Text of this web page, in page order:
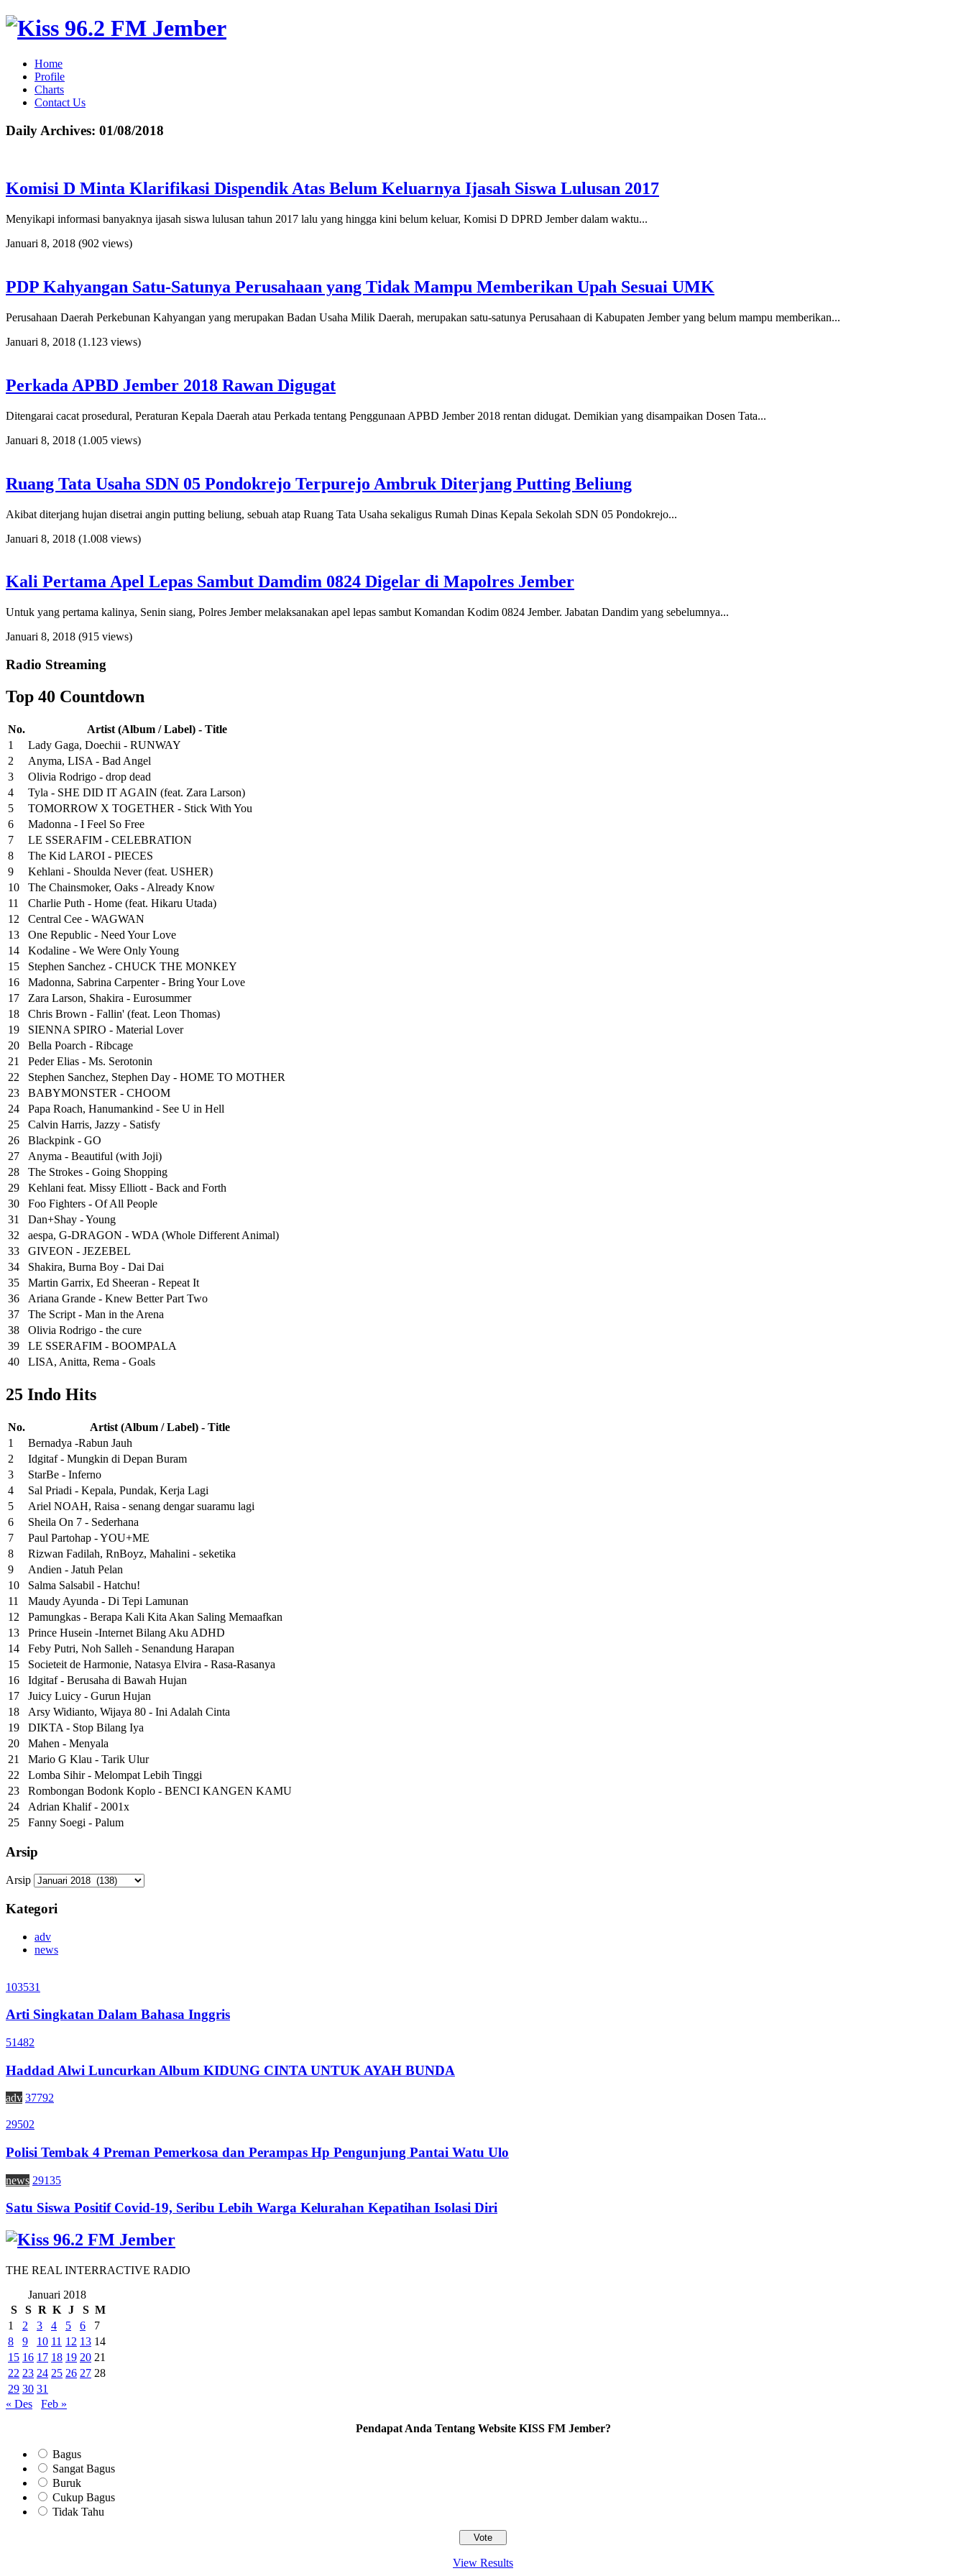
Home
Profile
Charts
Contact Us
Daily Archives: 01/08/2018
Komisi D Minta Klarifikasi Dispendik Atas Belum Keluarnya Ijasah Siswa Lulusan 2017
Menyikapi informasi banyaknya ijasah siswa lulusan tahun 2017 lalu yang hingga kini belum keluar, Komisi D DPRD Jember dalam waktu...
Januari 8, 2018 (902 views)
PDP Kahyangan Satu-Satunya Perusahaan yang Tidak Mampu Memberikan Upah Sesuai UMK
Perusahaan Daerah Perkebunan Kahyangan yang merupakan Badan Usaha Milik Daerah, merupakan satu-satunya Perusahaan di Kabupaten Jember yang belum mampu memberikan...
Januari 8, 2018 (1.123 views)
Perkada APBD Jember 2018 Rawan Digugat
Ditengarai cacat prosedural, Peraturan Kepala Daerah atau Perkada tentang Penggunaan APBD Jember 2018 rentan didugat. Demikian yang disampaikan Dosen Tata...
Januari 8, 2018 (1.005 views)
Ruang Tata Usaha SDN 05 Pondokrejo Terpurejo Ambruk Diterjang Putting Beliung
Akibat diterjang hujan disetrai angin putting beliung, sebuah atap Ruang Tata Usaha sekaligus Rumah Dinas Kepala Sekolah SDN 05 Pondokrejo...
Januari 8, 2018 (1.008 views)
Kali Pertama Apel Lepas Sambut Damdim 0824 Digelar di Mapolres Jember
Untuk yang pertama kalinya, Senin siang, Polres Jember melaksanakan apel lepas sambut Komandan Kodim 0824 Jember. Jabatan Dandim yang sebelumnya...
Januari 8, 2018 (915 views)
Radio Streaming
Top 40 Countdown
No.
Artist (Album / Label) - Title
1
Lady Gaga, Doechii - RUNWAY
2
Anyma, LISA - Bad Angel
3
Olivia Rodrigo - drop dead
4
Tyla - SHE DID IT AGAIN (feat. Zara Larson)
5
TOMORROW X TOGETHER - Stick With You
6
Madonna - I Feel So Free
7
LE SSERAFIM - CELEBRATION
8
The Kid LAROI - PIECES
9
Kehlani - Shoulda Never (feat. USHER)
10
The Chainsmoker, Oaks - Already Know
11
Charlie Puth - Home (feat. Hikaru Utada)
12
Central Cee - WAGWAN
13
One Republic - Need Your Love
14
Kodaline - We Were Only Young
15
Stephen Sanchez - CHUCK THE MONKEY
16
Madonna, Sabrina Carpenter - Bring Your Love
17
Zara Larson, Shakira - Eurosummer
18
Chris Brown - Fallin' (feat. Leon Thomas)
19
SIENNA SPIRO - Material Lover
20
Bella Poarch - Ribcage
21
Peder Elias - Ms. Serotonin
22
Stephen Sanchez, Stephen Day - HOME TO MOTHER
23
BABYMONSTER - CHOOM
24
Papa Roach, Hanumankind - See U in Hell
25
⁠Calvin Harris, Jazzy - Satisfy
26
Blackpink - GO
27
Anyma - Beautiful (with Joji)
28
The Strokes - Going Shopping
29
Kehlani feat. Missy Elliott - Back and Forth
30
Foo Fighters - Of All People
31
Dan+Shay - Young
32
aespa, G-DRAGON - WDA (Whole Different Animal)
33
GIVEON - JEZEBEL
34
Shakira, Burna Boy - Dai Dai
35
Martin Garrix, Ed Sheeran - Repeat It
36
Ariana Grande - Knew Better Part Two
37
The Script - Man in the Arena
38
Olivia Rodrigo - the cure
39
LE SSERAFIM - BOOMPALA
40
LISA, Anitta, Rema - Goals
25 Indo Hits
No.
Artist (Album / Label) - Title
1
Bernadya -Rabun Jauh
2
Idgitaf - Mungkin di Depan Buram
3
StarBe - Inferno
4
Sal Priadi - Kepala, Pundak, Kerja Lagi
5
Ariel NOAH, Raisa - senang dengar suaramu lagi
6
Sheila On 7 - Sederhana
7
Paul Partohap - YOU+ME
8
Rizwan Fadilah, RnBoyz, Mahalini - seketika
9
Andien - Jatuh Pelan
10
Salma Salsabil - Hatchu!
11
Maudy Ayunda - Di Tepi Lamunan
12
Pamungkas - Berapa Kali Kita Akan Saling Memaafkan
13
Prince Husein -Internet Bilang Aku ADHD
14
Feby Putri, Noh Salleh - Senandung Harapan
15
Societeit de Harmonie, Natasya Elvira - Rasa-Rasanya
16
Idgitaf - Berusaha di Bawah Hujan
17
Juicy Luicy - Gurun Hujan
18
Arsy Widianto, Wijaya 80 - Ini Adalah Cinta
19
DIKTA - Stop Bilang Iya
20
Mahen - Menyala
21
Mario G Klau - Tarik Ulur
22
Lomba Sihir - Melompat Lebih Tinggi
23
Rombongan Bodonk Koplo - BENCI KANGEN KAMU
24
Adrian Khalif - 2001x
25
Fanny Soegi - Palum
Arsip
Arsip
Kategori
adv
news
103531
Arti Singkatan Dalam Bahasa Inggris
51482
Haddad Alwi Luncurkan Album KIDUNG CINTA UNTUK AYAH BUNDA
adv 37792
29502
Polisi Tembak 4 Preman Pemerkosa dan Perampas Hp Pengunjung Pantai Watu Ulo
news 29135
Satu Siswa Positif Covid-19, Seribu Lebih Warga Kelurahan Kepatihan Isolasi Diri
THE REAL INTERRACTIVE RADIO
Januari 2018
S
S R K J S M
1
2 3 4 5 6
7
8
9 10 11 12 13 14
15 16 17 18 19 20 21
22 23 24 25 26 27 28
29 30 31
« Des
Feb »
Pendapat Anda Tentang Website KISS FM Jember?
Bagus
Sangat Bagus
Buruk
Cukup Bagus
Tidak Tahu
View Results